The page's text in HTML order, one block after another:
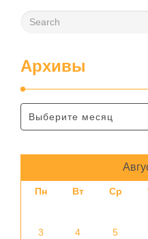
Архивы
Пн Вт Ср
3
4 5